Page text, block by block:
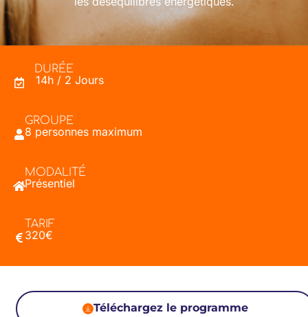
DURÉE
14h / 2 Jours
GROUPE
8 personnes maximum
MODALITÉ
Présentiel
TARIF
320€
Téléchargez le programme